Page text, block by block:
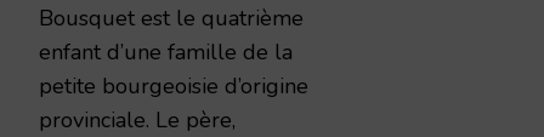
Bousquet est le quatrième
enfant d’une famille de la
petite bourgeoisie d’origine
provinciale. Le père,